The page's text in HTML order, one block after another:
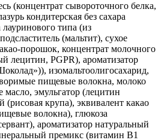
(концентрат сывороточного белка,
кондитерская без сахара
лауринового типа (из
(мальтит), сухое
порошок, концентрат молочного
лецитин, PGPR), ароматизатор
изомальтоолигосахарид,
пищевые волокна, молоко
масло, эмульгатор (лецитин
крупа), эквивалент какао
волокна), глюкоза
ароматизатор натуральный
премикс (витамин В1